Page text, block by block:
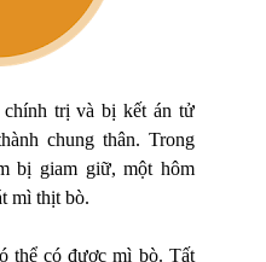
trị và bị kết án tử
chung thân. Trong
bị giam giữ, một hôm
mì thịt bò.
thể có được mì bò. Tất